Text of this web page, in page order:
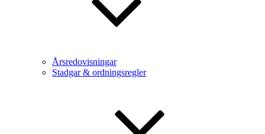
Årsredovisningar
Stadgar & ordningsregler